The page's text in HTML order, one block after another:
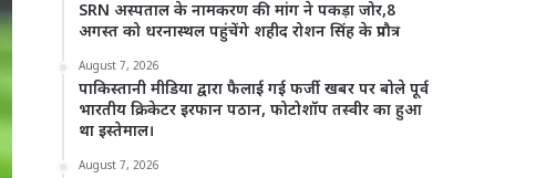
SRN अस्पताल के नामकरण की मांग ने पकड़ा जोर,8
अगस्त को धरनास्थल पहुंचेंगे शहीद रोशन सिंह के प्रपौत्र
August 7, 2026
पाकिस्तानी मीडिया द्वारा फैलाई गई फर्जी खबर पर बोले पूर्व
भारतीय क्रिकेटर इरफान पठान, फोटोशॉप तस्वीर का हुआ
था इस्तेमाल।
August 7, 2026